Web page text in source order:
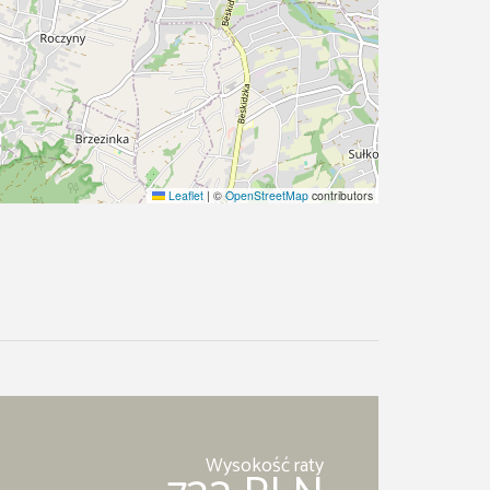
Leaflet | ©OpenStreetMap contributors
Wysokość raty